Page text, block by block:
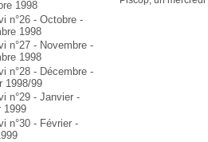
1998
n°26 - Octobre -
1998
n°27 - Novembre -
1998
n°28 - Décembre -
1998/99
n°29 - Janvier -
1999
n°30 - Février -